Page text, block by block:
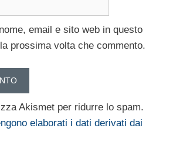
email e sito web in questo
prossima volta che commento.
Akismet per ridurre lo spam.
elaborati i dati derivati dai